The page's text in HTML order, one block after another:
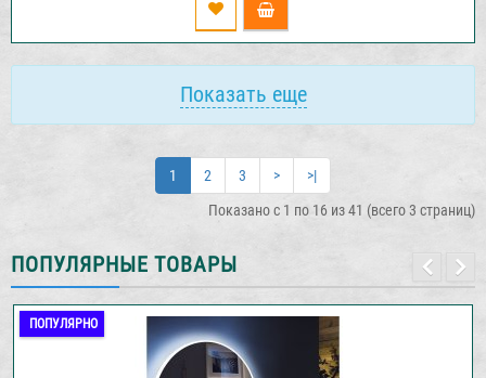
Показать еще
1 2 3 >
>|
Показано с 1 по 16 из 41 (всего 3 страниц)
ПОПУЛЯРНЫЕ ТОВАРЫ
ПОПУЛЯРНО